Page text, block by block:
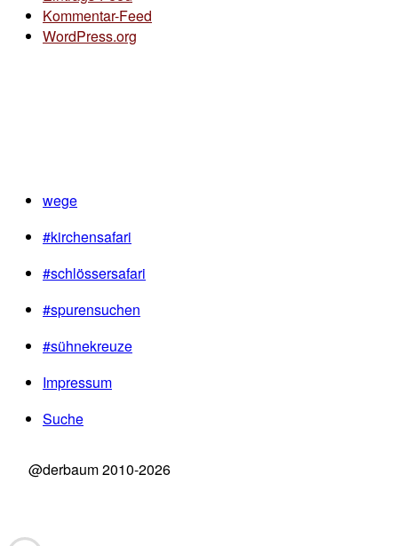
Kommentar-Feed
WordPress.org
wege
#kirchensafari
#schlössersafari
#spurensuchen
#sühnekreuze
Impressum
Suche
@derbaum 2010-2026